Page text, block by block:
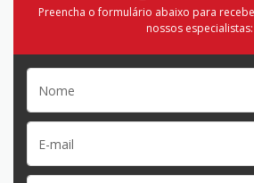
Preencha o formulário abaixo para
nossos especialistas: